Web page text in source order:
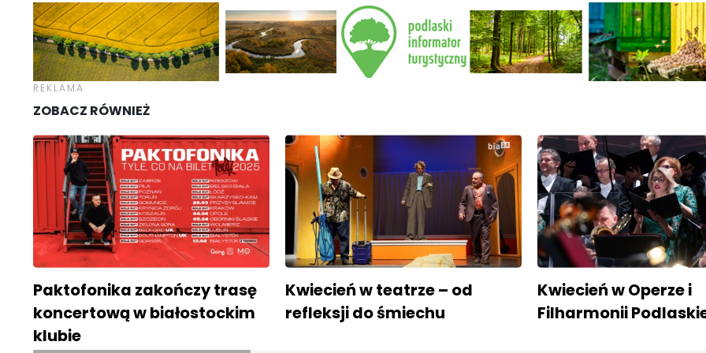
ZOBACZ RÓWNIEŻ
Paktofonika zakończy trasę
koncertową w białostockim
klubie
Kwiecień w teatrze – od
refleksji do śmiechu
Kwiecień w Operze i
Filharmonii